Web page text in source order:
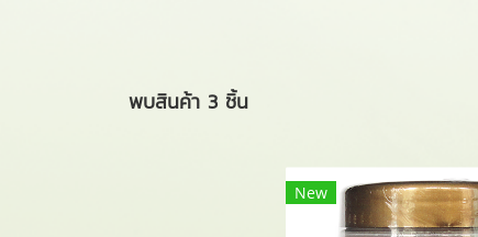
พบสินค้า 3 ชิ้น
New